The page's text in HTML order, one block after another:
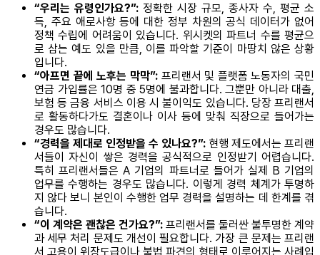
“우리는 유령인가요?”: 정확한 시장 규모, 종사자 수, 평균 소
득, 주요 애로사항 등에 대한 정부 차원의 공식 데이터가 없어
정책 수립에 어려움이 있습니다. 위시켓의 파트너 수를 평균으
로 삼는 예도 있을 만큼, 이를 파악할 기준이 마땅치 않은 상황
입니다.
“아프면 끝에 노후는 막막”:프리랜서 및 플랫폼 노동자의 국민
연금 가입률은 10명 중 5명에 불과합니다. 그뿐만 아니라 대출,
보험 등 금융 서비스 이용 시 불이익도 있습니다. 당장 프리랜서
로 활동하다가도 결혼이나 이사 등에 맞춰 직장으로 들어가는
경우도 많습니다.
“경력을 제대로 인정받을 수 있나요?”: 현행 제도에서는 프리랜
서들이 자신이 쌓은 경력을 공식적으로 인정받기 어렵습니다.
특히 프리랜서들은 A 기업의 파트너로 들어가 실제 B 기업의
업무를 수행하는 경우도 많습니다. 이렇게 경력 체계가 투명하
지 않다 보니 본인이 수행한 업무 경력을 설명하는 데 한계를 겪
습니다.
“이 계약은 괜찮은 건가요?”: 프리랜서를 둘러싼 불투명한 계약
과 세무 처리 문제도 개선이 필요합니다. 가장 큰 문제는 프리랜
서 고용이 위장도급이나 불법 파견의 형태로 이루어지는 사례입